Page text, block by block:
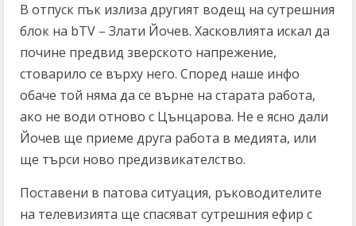
В отпуск пък излиза другият водещ на сутрешния
блок на bTV – Злати Йочев. Хасковлията искал да
почине предвид зверското напрежение,
стоварило се върху него. Според наше инфо
обаче той няма да се върне на старата работа,
ако не води отново с Цънцарова. Не е ясно дали
Йочев ще приеме друга работа в медията, или
ще търси ново предизвикателство.
Поставени в патова ситуация, ръководителите
на телевизията ще спасяват сутрешния ефир с